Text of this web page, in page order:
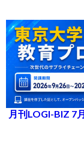
月刊LOGI-BIZ 7